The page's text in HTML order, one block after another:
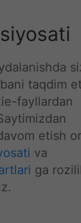
taqdim
fayllardan
etish
va
ga
Bugun"
Сирожиддин